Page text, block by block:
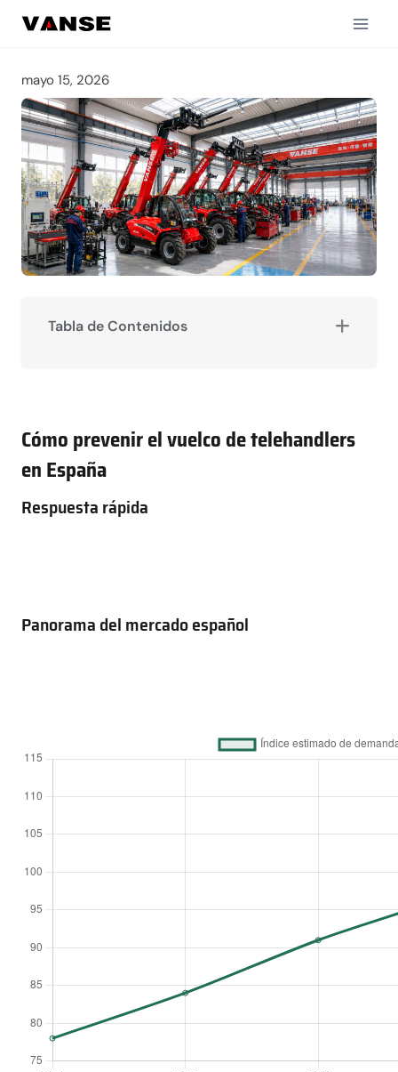
mayo 15, 2026
Tabla de Contenidos
Cómo prevenir el vuelco de telehandlers
en España
Respuesta rápida
Panorama del mercado español